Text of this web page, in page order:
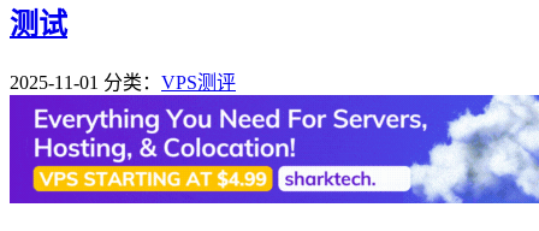
测试
2025-11-01 分类： VPS测评